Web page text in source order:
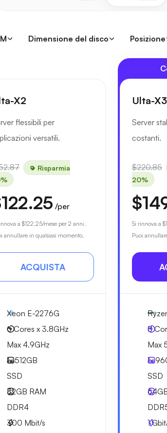
Dimensione del disco Posizione
X2
flessibili per
versatili.
Risparmia
/per
a $122.25/mese per 2 anni.
annullare in qualsiasi momento.
ACQUISTA
Xeon E-2276G
6 Cores x 3.8GHz
Max 4.9GHz
1x512GB
SSD
32GB RAM
DDR4
300 Mbit/s
Ulta-X3
Server
costanti.
$220.85
20%
Si rinnova a
Puoi
8
Max
1x
SSD
1